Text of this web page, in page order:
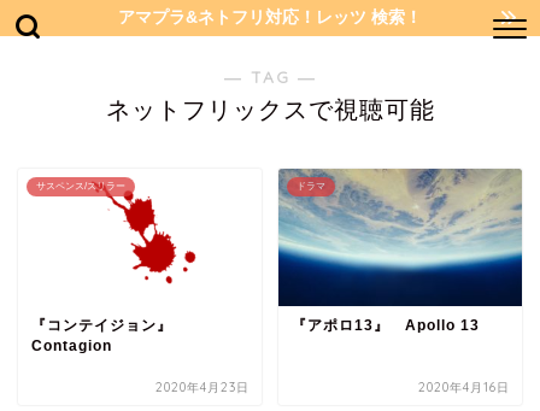
アマプラ&ネトフリ対応！レッツ 検索！
― TAG ―
ネットフリックスで視聴可能
サスペンス/スリラー
『コンテイジョン』
Contagion
2020年4月23日
ドラマ
『アポロ13』 Apollo 13
2020年4月16日